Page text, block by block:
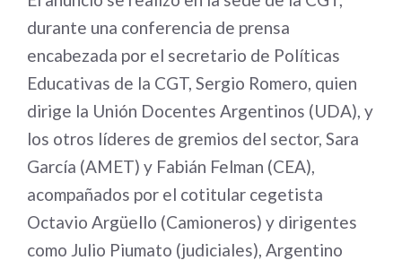
durante una conferencia de prensa
encabezada por el secretario de Políticas
Educativas de la CGT, Sergio Romero, quien
dirige la Unión Docentes Argentinos (UDA), y
los otros líderes de gremios del sector, Sara
García (AMET) y Fabián Felman (CEA),
acompañados por el cotitular cegetista
Octavio Argüello (Camioneros) y dirigentes
como Julio Piumato (judiciales), Argentino